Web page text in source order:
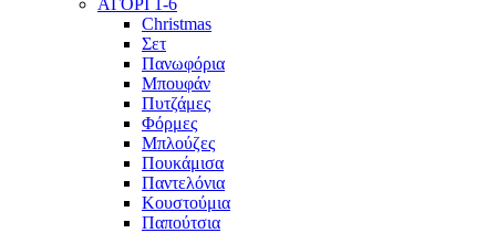
ΑΓΟΡΙ 1-6
Christmas
Σετ
Πανωφόρια
Μπουφάν
Πυτζάμες
Φόρμες
Μπλούζες
Πουκάμισα
Παντελόνια
Κουστούμια
Παπούτσια